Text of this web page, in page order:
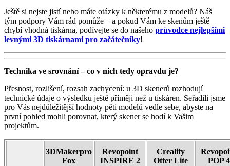
Ještě si nejste jistí nebo máte otázky k některému z modelů? Náš
tým podpory Vám rád pomůže – a pokud Vám ke skenům ještě
chybí vhodná tiskárna, podívejte se do našeho průvodce nejlepšími
levnými 3D tiskárnami pro začátečníky!
Technika ve srovnání – co v nich tedy opravdu je?
Přesnost, rozlišení, rozsah zachycení: u 3D skenerů rozhodují
technické údaje o výsledku ještě příměji než u tiskáren. Seřadili jsme
pro Vás nejdůležitější hodnoty pěti modelů vedle sebe, abyste na
první pohled mohli porovnat, který skener se hodí k Vašim
projektům.
3DMakerpro
Fox
Revopoint
INSPIRE 2
Creality
Otter Lite
POP 4